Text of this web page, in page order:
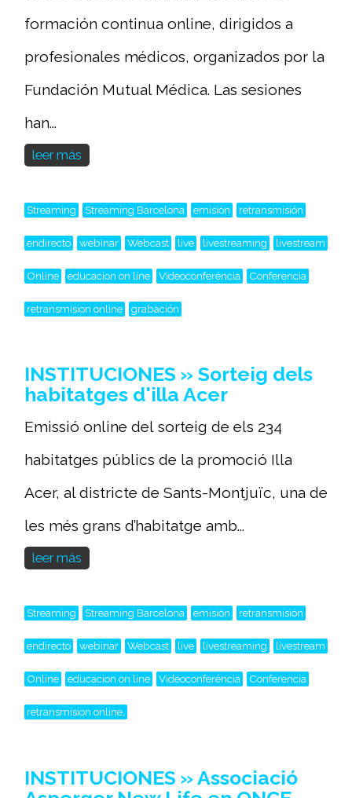
formación continua online, dirigidos a
profesionales médicos, organizados por la
Fundación Mutual Médica. Las sesiones
han...
leer más
Streaming Streaming Barcelona emisión retransmisión
endirecto webinar Webcast live livestreaming livestream
Online educacion on line Videoconferéncia Conferencia
retransmision online grabación
INSTITUCIONES » Sorteig dels
habitatges d'illa Acer
Emissió online del sorteig de els 234
habitatges públics de la promoció Illa
Acer, al districte de Sants-Montjuïc, una de
les més grans d’habitatge amb...
leer más
Streaming Streaming Barcelona emisión retransmisión
endirecto webinar Webcast live livestreaming livestream
Online educacion on line Videoconferéncia Conferencia
retransmision online,
INSTITUCIONES » Associació